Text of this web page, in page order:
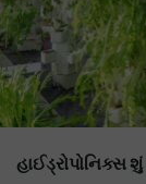
હાઈડ્રોપોનિક્સ